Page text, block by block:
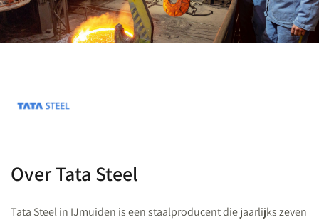
Over Tata Steel
Tata Steel in IJmuiden is een staalproducent die jaarlijks zeven